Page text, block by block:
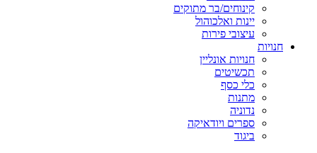
קינוחים/בר מתוקים
יינות ואלכוהול
עיצובי פירות
חנויות
חנויות אונליין
תכשיטים
כלי כסף
מתנות
נדוניה
ספרים ויודאיקה
ביגוד